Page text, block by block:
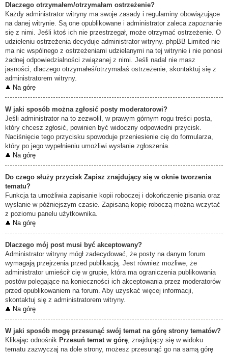
Dlaczego otrzymałem/otrzymałam ostrzeżenie?
Każdy administrator witryny ma swoje zasady i regulaminy obowiązujące
na danej witrynie. Są one opublikowane i administrator zaleca zapoznanie
się z nimi. Jeśli ktoś ich nie przestrzegał, może otrzymać ostrzeżenie. O
udzieleniu ostrzeżenia decyduje administrator witryny. phpBB Limited nie
ma nic wspólnego z ostrzeżeniami udzielanymi na tej witrynie i nie ponosi
żadnej odpowiedzialności związanej z nimi. Jeśli nadal nie masz
jasności, dlaczego otrzymałeś/otrzymałaś ostrzeżenie, skontaktuj się z
administratorem witryny.
Na górę
W jaki sposób można zgłosić posty moderatorowi?
Jeśli administrator na to zezwolił, w prawym górnym rogu treści posta,
który chcesz zgłosić, powinien być widoczny odpowiedni przycisk.
Naciśnięcie tego przycisku spowoduje przeniesienie cię do formularza,
który po jego wypełnieniu umożliwi wysłanie zgłoszenia.
Na górę
Do czego służy przycisk Zapisz znajdujący się w oknie tworzenia
tematu?
Funkcja ta umożliwia zapisanie kopii roboczej i dokończenie pisania oraz
wysłanie w późniejszym czasie. Zapisaną kopię roboczą można wczytać
z poziomu panelu użytkownika.
Na górę
Dlaczego mój post musi być akceptowany?
Administrator witryny mógł zadecydować, że posty na danym forum
wymagają przejrzenia przed publikacją. Jest również możliwe, że
administrator umieścił cię w grupie, która ma ograniczenia publikowania
postów polegające na konieczności ich akceptowania przez moderatorów
przed opublikowaniem na forum. Aby uzyskać więcej informacji,
skontaktuj się z administratorem witryny.
Na górę
W jaki sposób mogę przesunąć swój temat na górę strony tematów?
Klikając odnośnik Przesuń temat w górę, znajdujący się w widoku
tematu zazwyczaj na dole strony, możesz przesunąć go na samą górę